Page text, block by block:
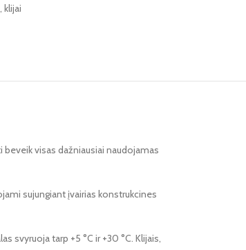
klijai
visas dažniausiai naudojamas
sujungiant įvairias konstrukcines
svyruoja tarp +5 °C ir +30 °C. Klijais,